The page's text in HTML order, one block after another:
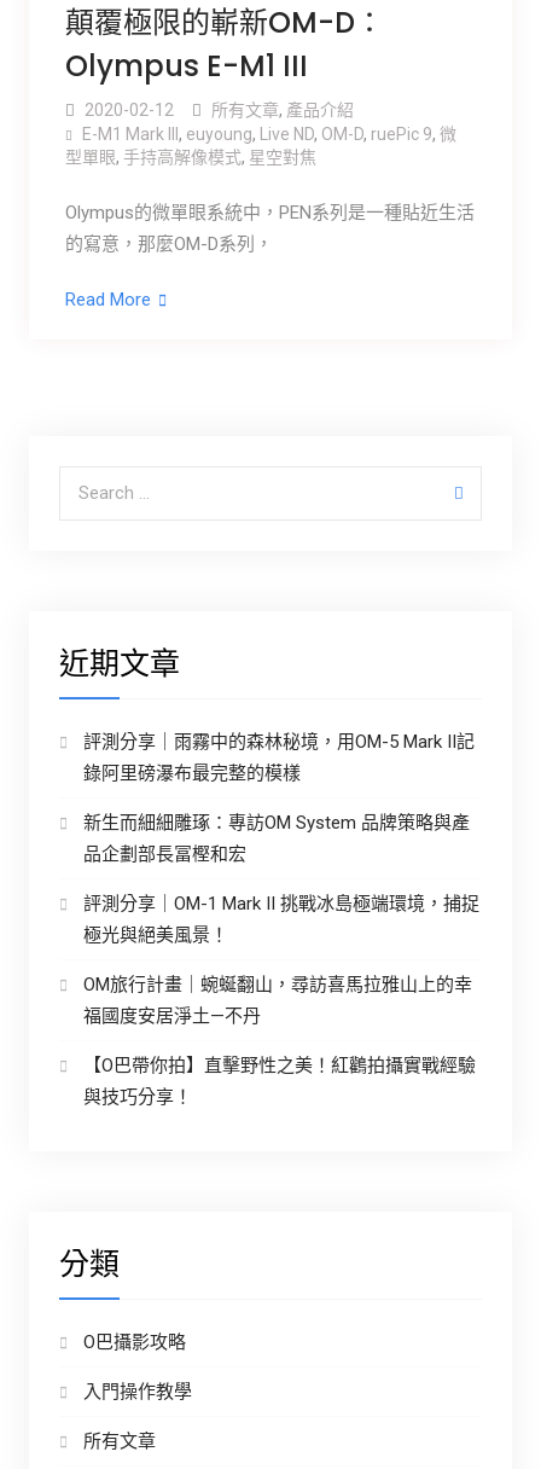
顛覆極限的嶄新OM-D：
Olympus E-M1 III
2020-02-12 所有文章, 產品介紹
E-M1 Mark III , euyoung, Live ND, OM-D, ruePic 9, 微
型單眼, 手持高解像模式, 星空對焦
Olympus的微單眼系統中，PEN系列是一種貼近生活
的寫意，那麼OM-D系列，
Read More
Search for:
近期文章
評測分享｜雨霧中的森林秘境，用OM-5 Mark II記
錄阿里磅瀑布最完整的模樣
新生而細細雕琢：專訪OM System 品牌策略與產
品企劃部長冨樫和宏
評測分享｜OM-1 Mark II 挑戰冰島極端環境，捕捉
極光與絕美風景！
OM旅行計畫｜蜿蜒翻山，尋訪喜馬拉雅山上的幸
福國度安居淨土—不丹
【O巴帶你拍】直擊野性之美！紅鸛拍攝實戰經驗
與技巧分享！
分類
O巴攝影攻略
入門操作教學
所有文章